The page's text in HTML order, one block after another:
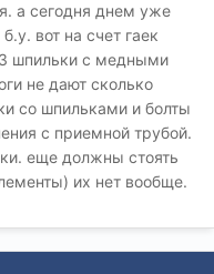
а сегодня днем уже
вот на счет гаек
шпильки с медными
не дают сколько
со шпильками и болты
с приемной трубой.
еще должны стоять
их нет вообще.